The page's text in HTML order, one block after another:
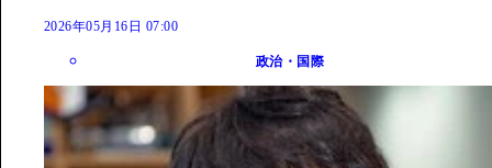
2026年05月16日 07:00
政治・国際